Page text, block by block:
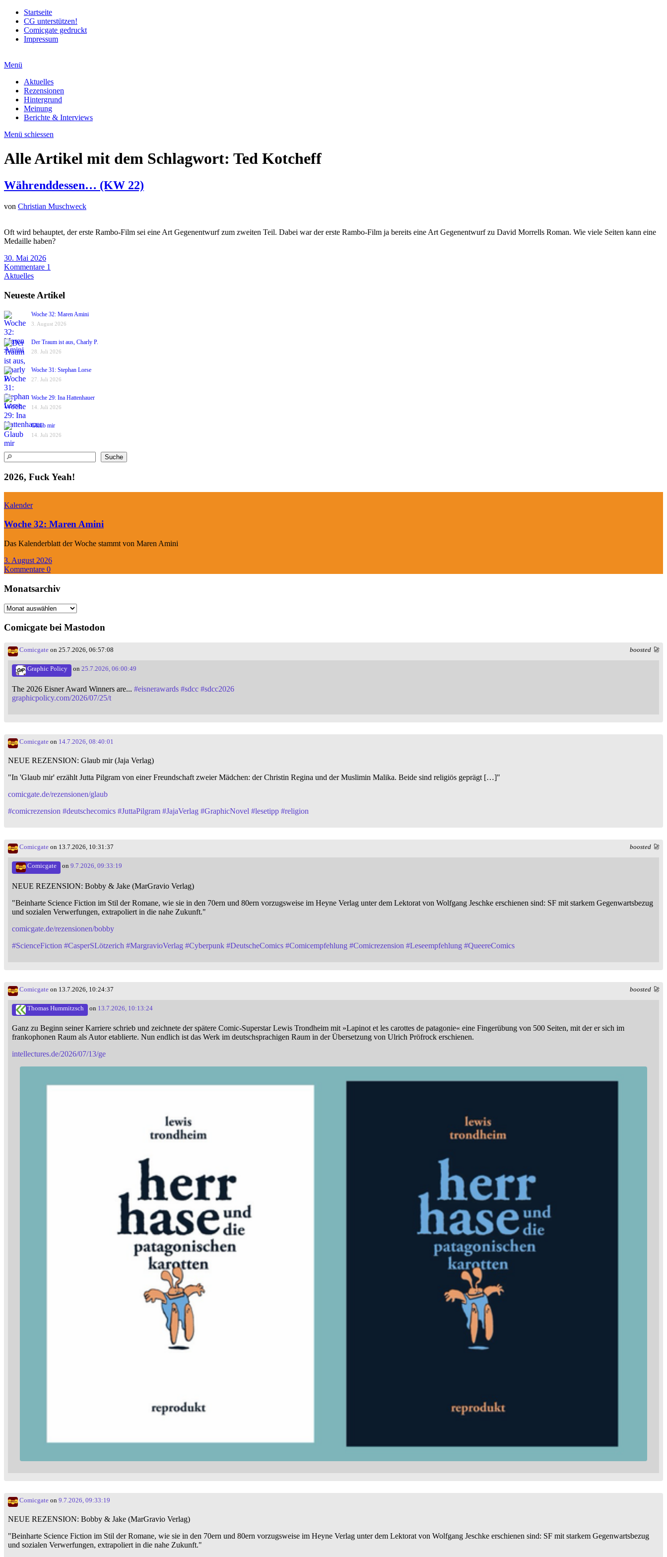
Startseite
CG unterstützen!
Comicgate gedruckt
Impressum
Menü
Aktuelles
Rezensionen
Hintergrund
Meinung
Berichte & Interviews
Menü schiessen
Alle Artikel mit dem Schlagwort: Ted Kotcheff
Währenddessen… (KW 22)
von Christian Muschweck
Oft wird behauptet, der erste Rambo-Film sei eine Art Gegenentwurf zum zweiten Teil. Dabei war der erste Rambo-Film ja bereits eine Art Gegenentwurf zu David Morrells Roman. Wie viele Seiten kann eine
Medaille haben?
30. Mai 2026
Kommentare 1
Aktuelles
Neueste Artikel
Woche 32: Maren Amini
3. August 2026
Der Traum ist aus, Charly P.
28. Juli 2026
Woche 31: Stephan Lorse
27. Juli 2026
Woche 29: Ina Hattenhauer
14. Juli 2026
Glaub mir
14. Juli 2026
Suchen Suche
2026, Fuck Yeah!
Kalender
Woche 32: Maren Amini
Das Kalenderblatt der Woche stammt von Maren Amini
3. August 2026
Kommentare 0
Monatsarchiv
Monatsarchiv
Comicgate bei Mastodon
boosted 🚀
Comicgate on 25.7.2026, 06:57:08
Graphic Policy on 25.7.2026, 06:00:49
The 2026 Eisner Award Winners are... #eisnerawards #sdcc #sdcc2026
graphicpolicy.com/2026/07/25/t
Comicgate on 14.7.2026, 08:40:01
NEUE REZENSION: Glaub mir (Jaja Verlag)
"In 'Glaub mir' erzählt Jutta Pilgram von einer Freundschaft zweier Mädchen: der Christin Regina und der Muslimin Malika. Beide sind religiös geprägt […]"
comicgate.de/rezensionen/glaub
#comicrezension #deutschecomics #JuttaPilgram #JajaVerlag #GraphicNovel #lesetipp #religion
boosted 🚀
Comicgate on 13.7.2026, 10:31:37
Comicgate on 9.7.2026, 09:33:19
NEUE REZENSION: Bobby & Jake (MarGravio Verlag)
"Beinharte Science Fiction im Stil der Romane, wie sie in den 70ern und 80ern vorzugsweise im Heyne Verlag unter dem Lektorat von Wolfgang Jeschke erschienen sind: SF mit starkem Gegenwartsbezug
und sozialen Verwerfungen, extrapoliert in die nahe Zukunft."
comicgate.de/rezensionen/bobby
#ScienceFiction #CasperSLötzerich #MargravioVerlag #Cyberpunk #DeutscheComics #Comicempfehlung #Comicrezension #Leseempfehlung #QueereComics
boosted 🚀
Comicgate on 13.7.2026, 10:24:37
Thomas Hummitzsch on 13.7.2026, 10:13:24
Ganz zu Beginn seiner Karriere schrieb und zeichnete der spätere Comic-Superstar Lewis Trondheim mit »Lapinot et les carottes de patagonie« eine Fingerübung von 500 Seiten, mit der er sich im
frankophonen Raum als Autor etablierte. Nun endlich ist das Werk im deutschsprachigen Raum in der Übersetzung von Ulrich Pröfrock erschienen.
intellectures.de/2026/07/13/ge
Comicgate on 9.7.2026, 09:33:19
NEUE REZENSION: Bobby & Jake (MarGravio Verlag)
"Beinharte Science Fiction im Stil der Romane, wie sie in den 70ern und 80ern vorzugsweise im Heyne Verlag unter dem Lektorat von Wolfgang Jeschke erschienen sind: SF mit starkem Gegenwartsbezug
und sozialen Verwerfungen, extrapoliert in die nahe Zukunft."